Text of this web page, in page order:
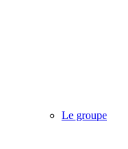
Le groupe